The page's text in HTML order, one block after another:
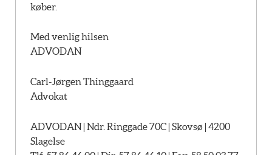
køber.
Med venlig hilsen
ADVODAN
Carl-Jørgen Thinggaard
Advokat
ADVODAN | Ndr. Ringgade 70C | Skovsø | 4200
Slagelse